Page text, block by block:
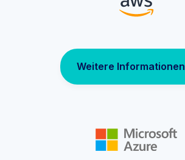
Weitere Informationen